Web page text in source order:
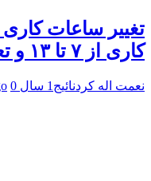
تغییر ساعات
کاری از ۷ تا ۱۳ و تعطیلی پنجشنبه‌ها
نعمت اله کردنائیج 1 سال ago 0